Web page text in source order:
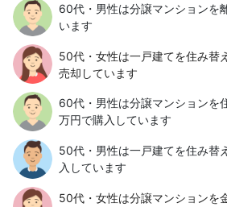
60代・男性は分譲マンションを
います
50代・女性は一戸建てを住み替
売却しています
60代・男性は分譲マンションを
万円で購入しています
50代・男性は一戸建てを住み替
入しています
50代・女性は分譲マンションを